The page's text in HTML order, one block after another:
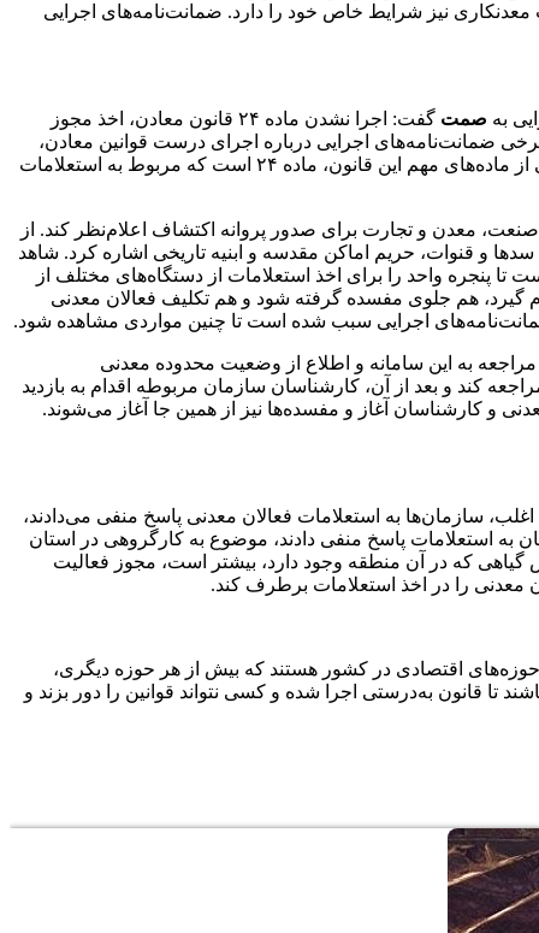
نیز شرایط خاص خود را دارد. ضمانت‌نامه‌های اجرایی
به صمت
گفت: اجرا نشدن ماده ۲۴ قانون معادن، اخذ مجوز
ضمانت‌نامه‌های اجرایی درباره اجرای درست قوانین معادن،
سبب شده است تا چالش‌هایی به‌وجود آید. قانون معادن از جمله قوانینی است که اغلب ماده‌های آن اجرا نشده یا ناقص، اجرا شده است. یکی از ماده‌های مهم این قانون، ماده ۲۴ است که مربوط به استعلامات
قانونی مربوط مکلفند، حداکثر ظرف ۲ ماه نسبت به استعلام وزارت صنعت، معدن و تجارت برای صدور پروانه اکتشاف اعلام‌نظر کند. از
و قنوات، حریم اماکن مقدسه و ابنیه تاریخی اشاره کرد. شاهد
پنجره واحد را برای اخذ استعلامات از دستگاه‌های مختلف از
گیرد، هم جلوی مفسده گرفته شود و هم تکلیف فعالان معدنی
ضمانت‌نامه‌های اجرایی سبب شده است تا چنین مواردی مشاهده شود.
به این سامانه و اطلاع از وضعیت محدوده معدنی
کند و بعد از آن، کارشناسان سازمان مربوطه اقدام به بازدید
و کارشناسان آغاز و مفسده‌ها نیز از همین جا آغاز می‌شوند.
گفت: باتوجه به اینکه اغلب، سازمان‌ها به استعلامات فعالان معدنی پاسخ منفی می‌دادند،
سازمان به استعلامات پاسخ منفی دادند، موضوع به کارگروهی در استان
که در آن منطقه وجود دارد، بیشتر است، مجوز فعالیت
معدنی را در اخذ استعلامات برطرف کند.
اقتصادی در کشور هستند که بیش از هر حوزه دیگری،
تا قانون به‌درستی اجرا شده و کسی نتواند قوانین را دور بزند و